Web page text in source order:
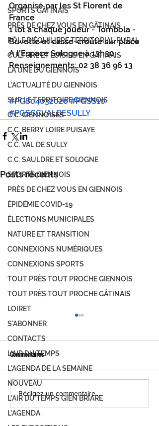
SPORTS GÂTINAIS
PRÉS DE CHEZ VOUS EN GÂTINAIS
PÔLE D'ÉQUILIBRE TERRITORIAL RURAL
CULTURE ET LOISIRS EN GÂTINAIS
LA UNE DU GIENNOIS
L'ACTUALITÉ DU GIENNOIS
SUR LE TERRITOIRE GIENNOIS
C.C. GIENNOISES
C.C. BERRY LOIRE PUISAYE
C.C. VAL DE SULLY
C.C. SAULDRE ET SOLOGNE
SPORTS GIENNOIS
PRÈS DE CHEZ VOUS EN GIENNOIS
ÉPIDÉMIE COVID-19
ÉLECTIONS MUNICIPALES
NATURE ET TRANSITION
CONNEXIONS NUMÉRIQUES
CONNEXIONS SPORTS
TOUT PRÈS TOUT PROCHE GIENNOIS
TOUT PRÈS TOUT PROCHE GÂTINAIS
LOIRET
S'ABONNER
CONTACTS
L'AIR DU TEMPS
L'AGENDA DE LA SEMAINE
NOUVEAU
L'AIR DU TEMPS GIEN BRIARE
L'AGENDA
Organisé par les St Florent de
France
1 lot à chaque joueur - Tombola -
Buvette et casse-croûte sur place
A l'Espace Sologne à 13h30
Renseignements: 02 38 36 96 13
#PGS04032020 #PGSS10
#PGSCCVALDESULLY
Posts récents
FOIRE DE MONTARGIS, C'EST PARTI !
DEMANDEZ LE PROGRAMME...
Commentaires
Rédigez un commentaire...